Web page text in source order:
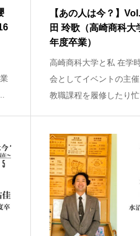
【あの人は今？】
田 玲歌（高崎商科大
年度卒業）
高崎商科大学と私 在学
会としてイベントの主
教職課程を履修したり